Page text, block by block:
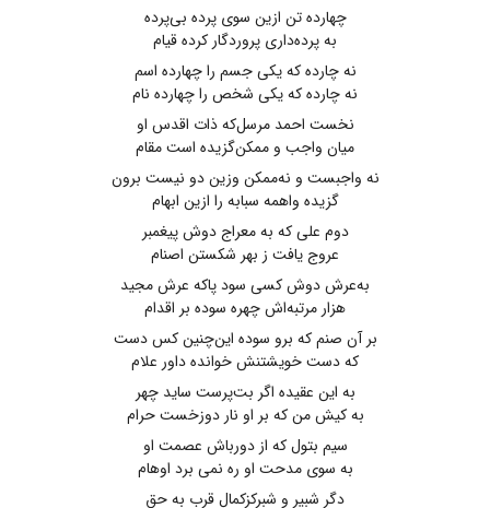
چهارده تن ازین سوی پرده بی‌پرده
به پرده‌داری پروردگار کرده قیام
نه چارده‌ که یکی جسم را چهارده اسم
نه چارده که یکی شخص را چهارده نام
نخست احمد مرسل‌که ذات اقدس او
میان واجب و ممکن‌گزیده است مقام
نه ‌واجبست‌ و نه‌ممکن وزین ‌‌دو نیست برون
گزیده واهمه سبابه را ازین ابهام
دوم علی‌ که به معراج دوش پیغمبر
عروج یافت ز بهر شکستن اصنام
به‌عرش دوش کسی سود پاکه عرش مجید
هزار مرتبه‌اش چهره سوده بر اقدام
بر آن صنم که برو سوده این‌چنین کس دست
که دست خویشتنش خوانده داور علام
به این عقیده اگر بت‌پرست ساید چهر
به‌ کیش ‌من ‌که بر او نار دوزخست حرام
سیم بتول ‌که از دورباش عصمت او
به سوی مدحت او ره نمی ‌برد اوهام
دگر شبیر و شبرکزکمال قرب به حق